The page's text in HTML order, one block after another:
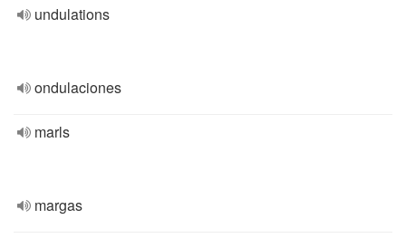
undulations
ondulaciones
marls
margas